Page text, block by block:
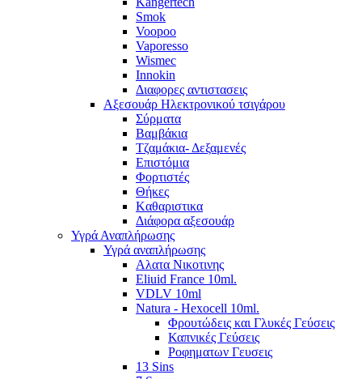
Smok
Voopoo
Vaporesso
Wismec
Ιnnokin
Διαφορες αντιστασεις
Αξεσουάρ Ηλεκτρονικού τσιγάρου
Σύρματα
Βαμβάκια
Τζαμάκια- Δεξαμενές
Επιστόμια
Φορτιστές
Θήκες
Kαθαριστικα
Διάφορα αξεσουάρ
Υγρά Αναπλήρωσης
Υγρά αναπλήρωσης
Aλατα Νικοτινης
Eliuid France 10ml.
VDLV 10ml
Natura - Hexocell 10ml.
Φρουτώδεις και Γλυκές Γεύσεις
Καπνικές Γεύσεις
Ροφηματων Γευσεις
13 Sins